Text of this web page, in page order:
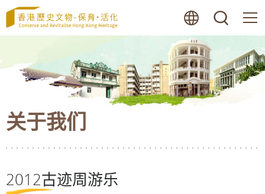
至
内
容
始
关于我们
2012古迹周游乐